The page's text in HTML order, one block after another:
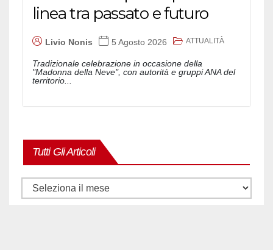
linea tra passato e futuro
Livio Nonis 5 Agosto 2026 ATTUALITÀ
Tradizionale celebrazione in occasione della
"Madonna della Neve", con autorità e gruppi ANA del
territorio...
Tutti Gli Articoli
Tutti